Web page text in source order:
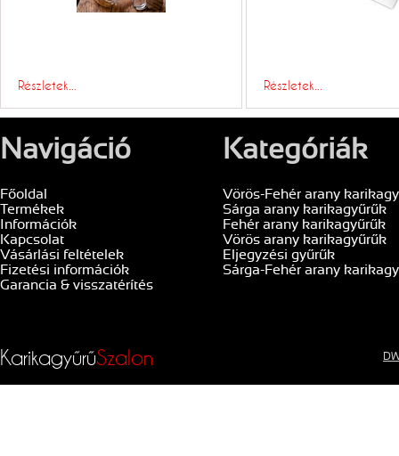
Részletek... Részletek...
Navigáció
Főoldal
Termékek
Információk
Kapcsolat
Vásárlási feltételek
Fizetési információk
Garancia & visszatérítés
Kategóriák
Vörös-Fehér arany
Sárga arany karikagyűrűk
Fehér arany karikagyűrűk
Vörös arany karikagyűrűk
Eljegyzési gyűrűk
Sárga-Fehér arany
KarikagyűrűSzalon